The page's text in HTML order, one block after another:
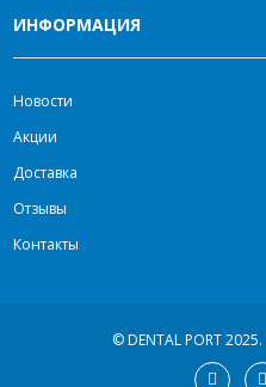
ИНФОРМАЦИЯ
Новости
Акции
Доставка
Отзывы
Контакты
© DENTAL PORT 2025.